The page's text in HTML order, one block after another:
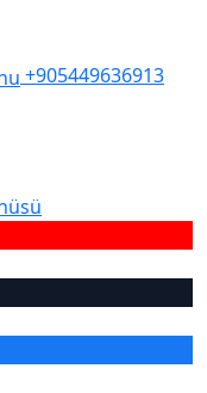
+905449636913